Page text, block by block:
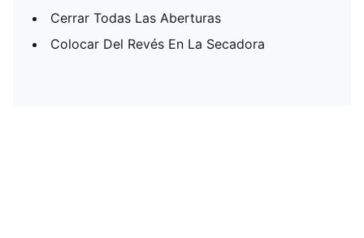
Cerrar Todas Las Aberturas
Colocar Del Revés En La Secadora